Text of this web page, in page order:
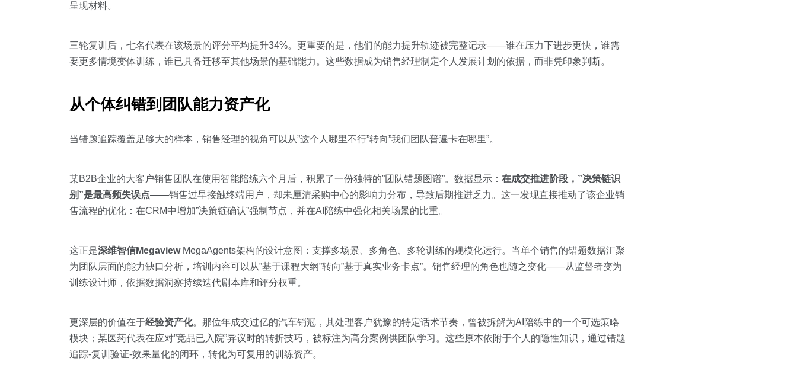
呈现材料。
三轮复训后，七名代表在该场景的评分平均提升34%。更重要的是，他们的能力提升轨迹被完整记录——谁在压力下进步更快，谁需
要更多情境变体训练，谁已具备迁移至其他场景的基础能力。这些数据成为销售经理制定个人发展计划的依据，而非凭印象判断。
从个体纠错到团队能力资产化
当错题追踪覆盖足够大的样本，销售经理的视角可以从”这个人哪里不行”转向”我们团队普遍卡在哪里”。
某B2B企业的大客户销售团队在使用智能陪练六个月后，积累了一份独特的”团队错题图谱”。数据显示： 在成交推进阶段，”决策链识
别”是最高频失误点——销售过早接触终端用户，却未厘清采购中心的影响力分布，导致后期推进乏力。这一发现直接推动了该企业销
售流程的优化：在CRM中增加”决策链确认”强制节点，并在AI陪练中强化相关场景的比重。
这正是深维智信MegaviewMegaAgents架构的设计意图：支撑多场景、多角色、多轮训练的规模化运行。当单个销售的错题数据汇聚
为团队层面的能力缺口分析，培训内容可以从”基于课程大纲”转向”基于真实业务卡点”。销售经理的角色也随之变化——从监督者变为
训练设计师，依据数据洞察持续迭代剧本库和评分权重。
更深层的价值在于经验资产化。那位年成交过亿的汽车销冠，其处理客户犹豫的特定话术节奏，曾被拆解为AI陪练中的一个可选策略
模块；某医药代表在应对”竞品已入院”异议时的转折技巧，被标注为高分案例供团队学习。这些原本依附于个人的隐性知识，通过错题
追踪-复训验证-效果量化的闭环，转化为可复用的训练资产。